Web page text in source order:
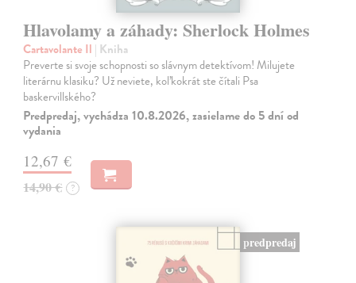
Hlavolamy a záhady: Sherlock Holmes
Cartavolante Il | Kniha
Preverte si svoje schopnosti so slávnym detektívom! Milujete
literárnu klasiku? Už neviete, koľkokrát ste čítali Psa
baskervillského?
Predpredaj, vychádza 10.8.2026, zasielame do 5 dní od
vydania
12,67 €
14,90 € ?
predpredaj